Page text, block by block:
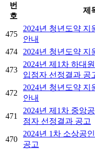
번
호
제
475
2024년 청년도약 지
안내
474 2024년 청년도약 지
473
2024년 제1차 하대
입점자 선정결과 공
472
2024년 청년도약 지
안내
471
2024년 제1차 중앙
점자 선정결과 공고
470
2024년 1차 소상공
공고